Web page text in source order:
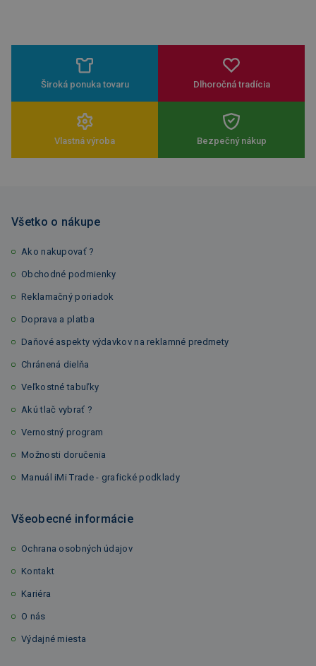
Široká ponuka tovaru Dlhoročná tradícia
Vlastná výroba Bezpečný nákup
Všetko o nákupe
Ako nakupovať ?
Obchodné podmienky
Reklamačný poriadok
Doprava a platba
Daňové aspekty výdavkov na reklamné predmety
Chránená dielňa
Veľkostné tabuľky
Akú tlač vybrať ?
Vernostný program
Možnosti doručenia
Manuál iMi Trade - grafické podklady
Všeobecné informácie
Ochrana osobných údajov
Kontakt
Kariéra
O nás
Výdajné miesta